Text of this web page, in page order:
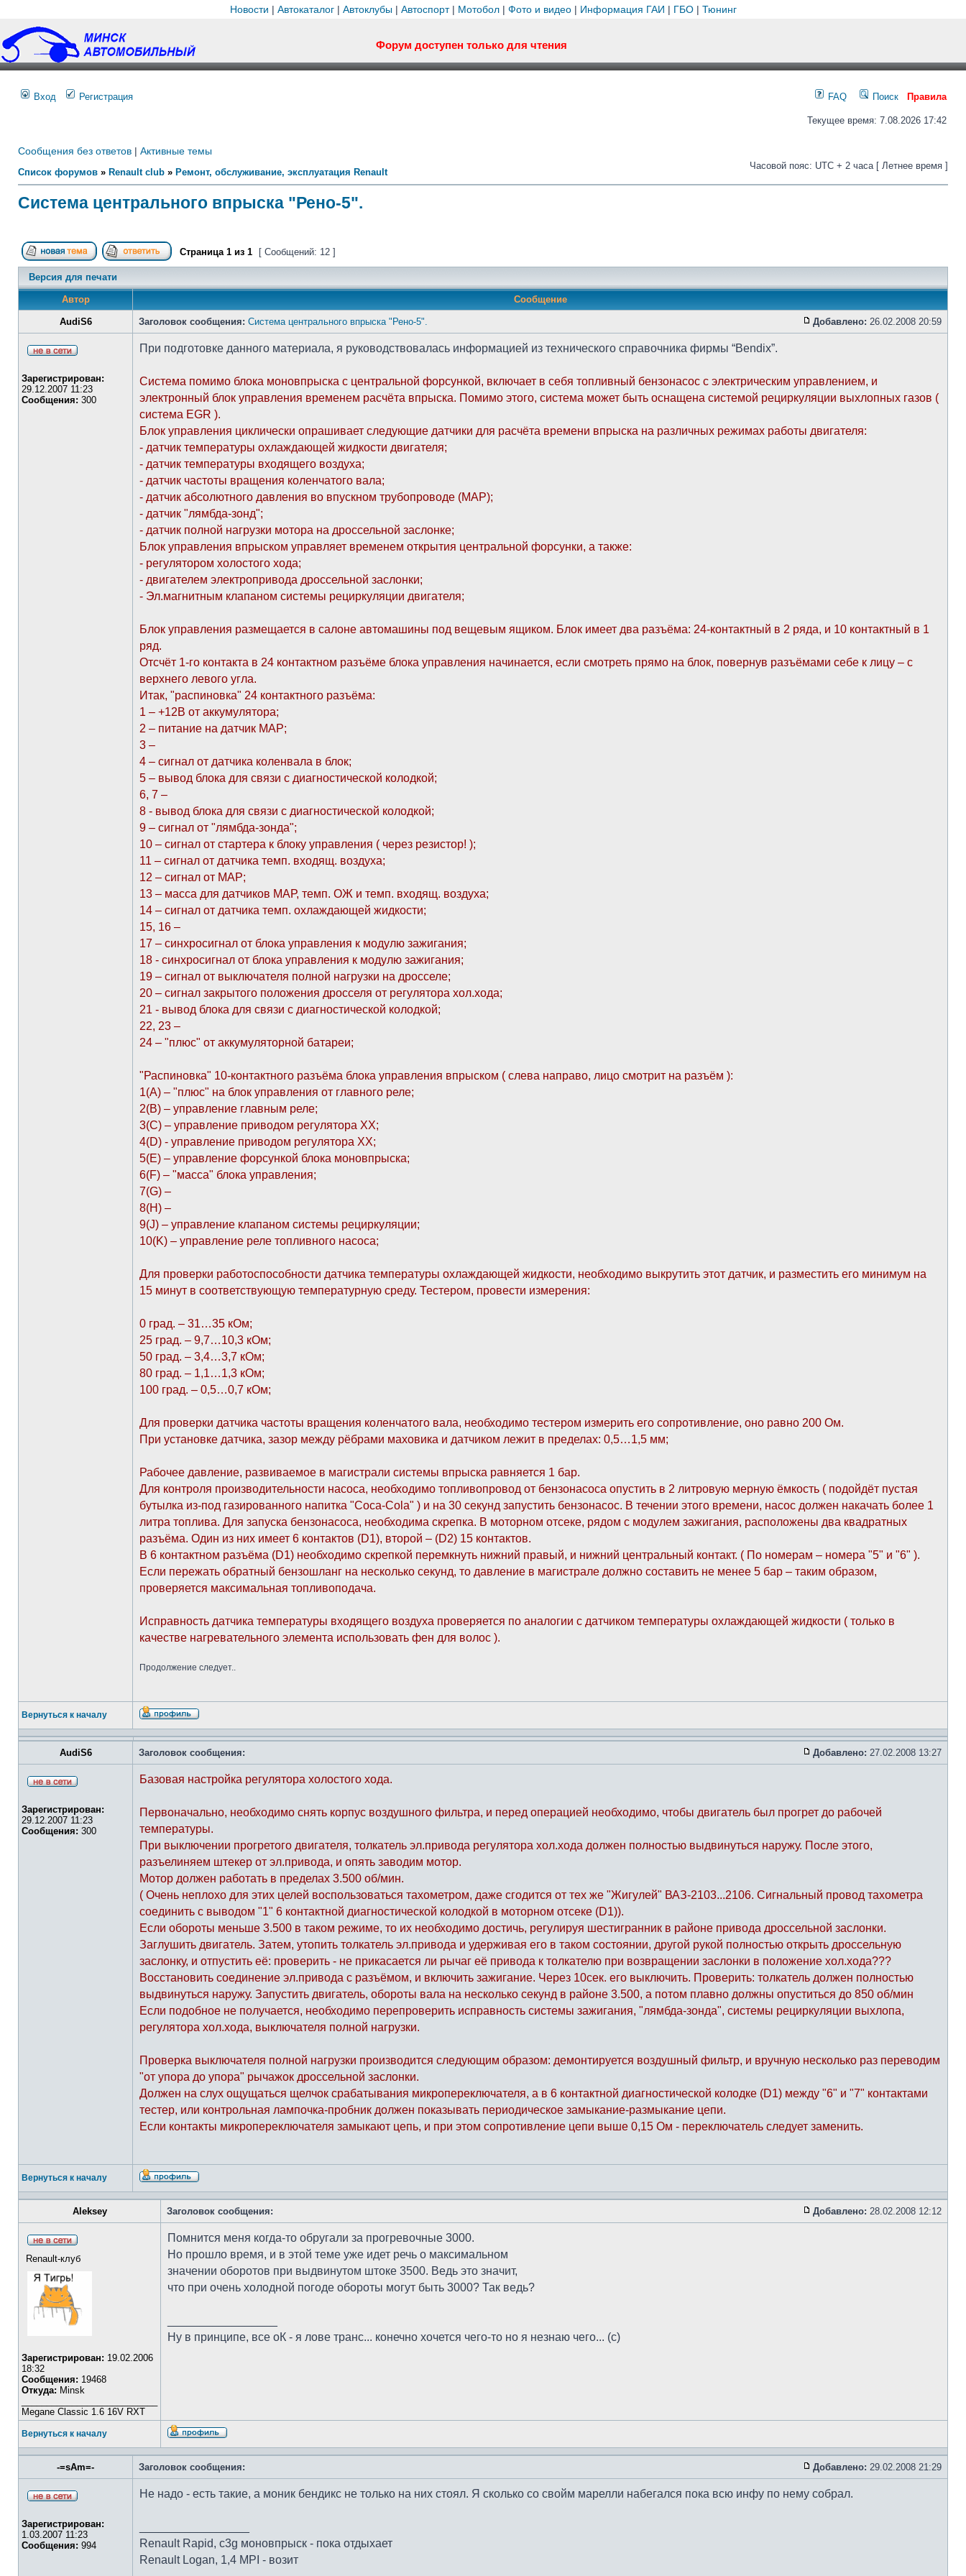
Новости | Автокаталог| Автоклубы| Автоспорт| Мотобол| Фото и видео| Информация ГАИ | ГБО| Тюнинг
Форум доступен только для чтения
Вход Регистрация FAQ Поиск Правила
Текущее время: 7.08.2026 17:42
Сообщения без ответов | Активные темы
Список форумов » Renault club » Ремонт, обслуживание, эксплуатация Renault
Часовой пояс: UTC + 2 часа [ Летнее время ]
Система центрального впрыска "Рено-5".
Страница 1 из 1 [ Сообщений: 12 ]
Версия для печати
Автор Сообщение
AudiS6 Заголовок сообщения: Система центрального впрыска "Рено-5". Добавлено: 26.02.2008 20:59
Зарегистрирован:
29.12.2007 11:23
Сообщения: 300
При подготовке данного материала, я руководствовалась информацией из технического справочника фирмы “Bendix”.
Система помимо блока моновпрыска с центральной форсункой, включает в себя топливный бензонасос с электрическим управлением, и
электронный блок управления временем расчёта впрыска. Помимо этого, система может быть оснащена системой рециркуляции выхлопных газов (
система EGR ).
Блок управления циклически опрашивает следующие датчики для расчёта времени впрыска на различных режимах работы двигателя:
- датчик температуры охлаждающей жидкости двигателя;
- датчик температуры входящего воздуха;
- датчик частоты вращения коленчатого вала;
- датчик абсолютного давления во впускном трубопроводе (МАР);
- датчик "лямбда-зонд";
- датчик полной нагрузки мотора на дроссельной заслонке;
Блок управления впрыском управляет временем открытия центральной форсунки, а также:
- регулятором холостого хода;
- двигателем электропривода дроссельной заслонки;
- Эл.магнитным клапаном системы рециркуляции двигателя;
Блок управления размещается в салоне автомашины под вещевым ящиком. Блок имеет два разъёма: 24-контактный в 2 ряда, и 10 контактный в 1
ряд.
Отсчёт 1-го контакта в 24 контактном разъёме блока управления начинается, если смотреть прямо на блок, повернув разъёмами себе к лицу – с
верхнего левого угла.
Итак, "распиновка" 24 контактного разъёма:
1 – +12В от аккумулятора;
2 – питание на датчик МАР;
3 –
4 – сигнал от датчика коленвала в блок;
5 – вывод блока для связи с диагностической колодкой;
6, 7 –
8 - вывод блока для связи с диагностической колодкой;
9 – сигнал от "лямбда-зонда";
10 – сигнал от стартера к блоку управления ( через резистор! );
11 – сигнал от датчика темп. входящ. воздуха;
12 – сигнал от МАР;
13 – масса для датчиков МАР, темп. ОЖ и темп. входящ. воздуха;
14 – сигнал от датчика темп. охлаждающей жидкости;
15, 16 –
17 – синхросигнал от блока управления к модулю зажигания;
18 - синхросигнал от блока управления к модулю зажигания;
19 – сигнал от выключателя полной нагрузки на дросселе;
20 – сигнал закрытого положения дросселя от регулятора хол.хода;
21 - вывод блока для связи с диагностической колодкой;
22, 23 –
24 – "плюс" от аккумуляторной батареи;
"Распиновка" 10-контактного разъёма блока управления впрыском ( слева направо, лицо смотрит на разъём ):
1(А) – "плюс" на блок управления от главного реле;
2(В) – управление главным реле;
3(С) – управление приводом регулятора ХХ;
4(D) - управление приводом регулятора ХХ;
5(E) – управление форсункой блока моновпрыска;
6(F) – "масса" блока управления;
7(G) –
8(H) –
9(J) – управление клапаном системы рециркуляции;
10(K) – управление реле топливного насоса;
Для проверки работоспособности датчика температуры охлаждающей жидкости, необходимо выкрутить этот датчик, и разместить его минимум на
15 минут в соответствующую температурную среду. Тестером, провести измерения:
0 град. – 31…35 кОм;
25 град. – 9,7…10,3 кОм;
50 град. – 3,4…3,7 кОм;
80 град. – 1,1…1,3 кОм;
100 град. – 0,5…0,7 кОм;
Для проверки датчика частоты вращения коленчатого вала, необходимо тестером измерить его сопротивление, оно равно 200 Ом.
При установке датчика, зазор между рёбрами маховика и датчиком лежит в пределах: 0,5…1,5 мм;
Рабочее давление, развиваемое в магистрали системы впрыска равняется 1 бар.
Для контроля производительности насоса, необходимо топливопровод от бензонасоса опустить в 2 литровую мерную ёмкость ( подойдёт пустая
бутылка из-под газированного напитка "Coca-Cola" ) и на 30 секунд запустить бензонасос. В течении этого времени, насос должен накачать более 1
литра топлива. Для запуска бензонасоса, необходима скрепка. В моторном отсеке, рядом с модулем зажигания, расположены два квадратных
разъёма. Один из них имеет 6 контактов (D1), второй – (D2) 15 контактов.
В 6 контактном разъёма (D1) необходимо скрепкой перемкнуть нижний правый, и нижний центральный контакт. ( По номерам – номера "5" и "6" ).
Если пережать обратный бензошланг на несколько секунд, то давление в магистрале должно составить не менее 5 бар – таким образом,
проверяется максимальная топливоподача.
Исправность датчика температуры входящего воздуха проверяется по аналогии с датчиком температуры охлаждающей жидкости ( только в
качестве нагревательного элемента использовать фен для волос ).
Продолжение следует..
Вернуться к началу
AudiS6 Заголовок сообщения: Добавлено: 27.02.2008 13:27
Зарегистрирован:
29.12.2007 11:23
Сообщения: 300
Базовая настройка регулятора холостого хода.
Первоначально, необходимо снять корпус воздушного фильтра, и перед операцией необходимо, чтобы двигатель был прогрет до рабочей
температуры.
При выключении прогретого двигателя, толкатель эл.привода регулятора хол.хода должен полностью выдвинуться наружу. После этого,
разъелиняем штекер от эл.привода, и опять заводим мотор.
Мотор должен работать в пределах 3.500 об/мин.
( Очень неплохо для этих целей воспользоваться тахометром, даже сгодится от тех же "Жигулей" ВАЗ-2103...2106. Сигнальный провод тахометра
соединить с выводом "1" 6 контактной диагностической колодкой в моторном отсеке (D1)).
Если обороты меньше 3.500 в таком режиме, то их необходимо достичь, регулируя шестигранник в районе привода дроссельной заслонки.
Заглушить двигатель. Затем, утопить толкатель эл.привода и удерживая его в таком состоянии, другой рукой полностью открыть дроссельную
заслонку, и отпустить её: проверить - не прикасается ли рычаг её привода к толкателю при возвращении заслонки в положение хол.хода???
Восстановить соединение эл.привода с разъёмом, и включить зажигание. Через 10сек. его выключить. Проверить: толкатель должен полностью
выдвинуться наружу. Запустить двигатель, обороты вала на несколько секунд в районе 3.500, а потом плавно должны опуститься до 850 об/мин
Если подобное не получается, необходимо перепроверить исправность системы зажигания, "лямбда-зонда", системы рециркуляции выхлопа,
регулятора хол.хода, выключателя полной нагрузки.
Проверка выключателя полной нагрузки производится следующим образом: демонтируется воздушный фильтр, и вручную несколько раз переводим
"от упора до упора" рычажок дроссельной заслонки.
Должен на слух ощущаться щелчок срабатывания микропереключателя, а в 6 контактной диагностической колодке (D1) между "6" и "7" контактами
тестер, или контрольная лампочка-пробник должен показывать периодическое замыкание-размыкание цепи.
Если контакты микропереключателя замыкают цепь, и при этом сопротивление цепи выше 0,15 Ом - переключатель следует заменить.
Вернуться к началу
Aleksey Заголовок сообщения: Добавлено: 28.02.2008 12:12
Renault-клуб
Зарегистрирован: 19.02.2006
18:32
Сообщения: 19468
Откуда: Minsk
Megane Classic 1.6 16V RXT
Помнится меня когда-то обругали за прогревочные 3000.
Но прошло время, и в этой теме уже идет речь о максимальном
значении оборотов при выдвинутом штоке 3500. Ведь это значит,
что при очень холодной погоде обороты могут быть 3000? Так ведь?
Ну в принципе, все оК - я лове транс... конечно хочется чего-то но я незнаю чего... (с)
Вернуться к началу
-=sAm=- Заголовок сообщения: Добавлено: 29.02.2008 21:29
Зарегистрирован:
1.03.2007 11:23
Сообщения: 994
Не надо - есть такие, а моник бендикс не только на них стоял. Я сколько со свойм марелли набегался пока всю инфу по нему собрал.
Renault Rapid, c3g моновпрыск - пока отдыхает
Renault Logan, 1,4 MPI - возит